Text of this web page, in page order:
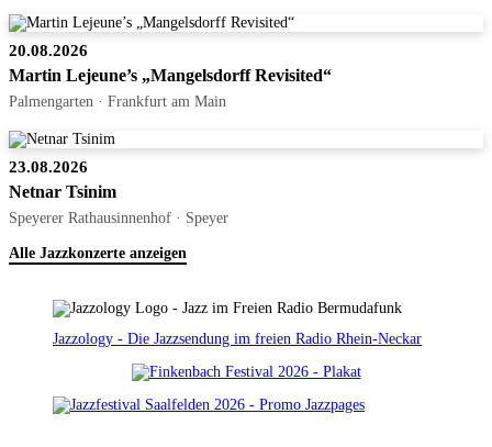
20.08.2026
Martin Lejeune’s „Mangelsdorff Revisited“
Palmengarten · Frankfurt am Main
23.08.2026
Netnar Tsinim
Speyerer Rathausinnenhof · Speyer
Alle Jazzkonzerte anzeigen
Jazzology - Die Jazzsendung im freien Radio Rhein-Neckar